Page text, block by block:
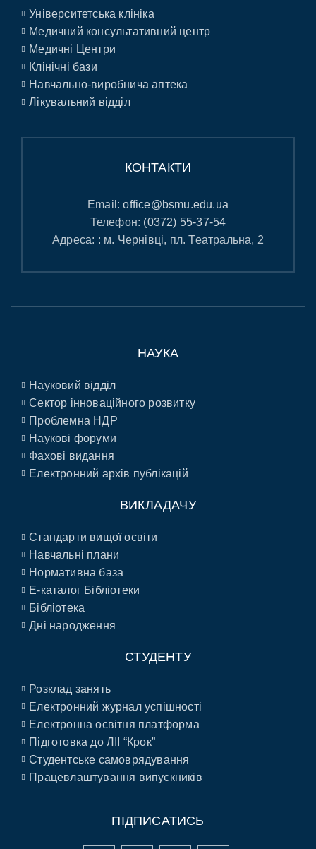
Університетська клініка
Медичний консультативний центр
Медичні Центри
Клінічні бази
Навчально-виробнича аптека
Лікувальний відділ
КОНТАКТИ
Email:office@bsmu.edu.ua
Телефон: (0372) 55-37-54
Адреса: : м. Чернівці, пл. Театральна, 2
НАУКА
Науковий відділ
Сектор інноваційного розвитку
Проблемна НДР
Наукові форуми
Фахові видання
Електронний архів публікацій
ВИКЛАДАЧУ
Стандарти вищої освіти
Навчальні плани
Нормативна база
E-каталог Бібліотеки
Бібліотека
Дні народження
СТУДЕНТУ
Розклад занять
Електронний журнал успішності
Електронна освітня платформа
Підготовка до ЛІІ “Крок”
Студентське самоврядування
Працевлаштування випускників
ПІДПИСАТИСЬ